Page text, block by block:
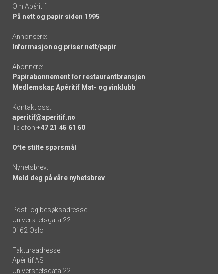
Om Apéritif:
På nett og papir siden 1995
Annonsere:
Informasjon og priser nett/papir
Abonnere:
Papirabonnement for restaurantbransjen
Medlemskap Apéritif Mat- og vinklubb
Kontakt oss:
aperitif@aperitif.no
Telefon +47 21 45 61 60
Ofte stilte spørsmål
Nyhetsbrev:
Meld deg på våre nyhetsbrev
Post- og besøksadresse:
Universitetsgata 22
0162 Oslo
Fakturaadresse:
Apéritif AS
Universitetsgata 22